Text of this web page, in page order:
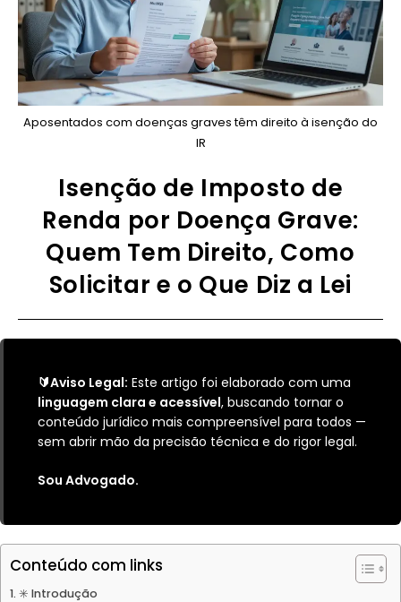
Aposentados com doenças graves têm direito à isenção do
IR
Isenção de Imposto de
Renda por Doença Grave:
Quem Tem Direito, Como
Solicitar e o Que Diz a Lei
🔰Aviso Legal: Este artigo foi elaborado com uma
linguagem clara e acessível, buscando tornar o
conteúdo jurídico mais compreensível para todos —
sem abrir mão da precisão técnica e do rigor legal.
Sou Advogado.
Conteúdo com links
✳️ Introdução